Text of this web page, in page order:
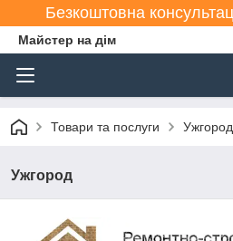
Безкоштовна
Майстер на дім
Товари та послуги Ужгород
Ужгород